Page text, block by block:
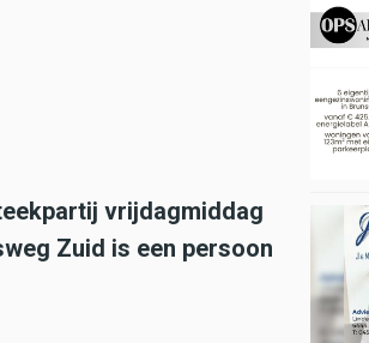
vrijdagmiddag
Zuid is een persoon